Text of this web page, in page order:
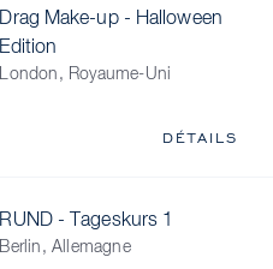
Drag Make-up - Halloween
Edition
London, Royaume-Uni
DÉTAILS
RUND - Tageskurs 1
Berlin, Allemagne